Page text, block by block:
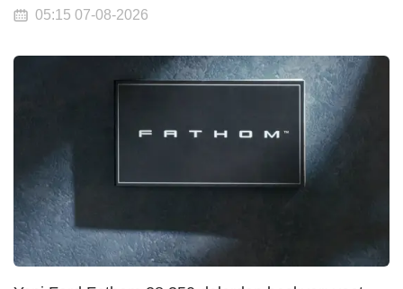
05:15 07-08-2026